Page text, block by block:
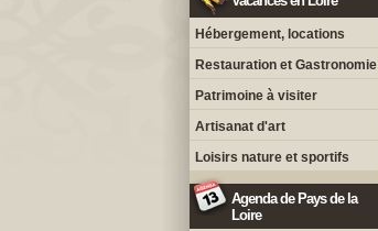
Hébergement, locations
Restauration et Gastronomie
Patrimoine à visiter
Artisanat d'art
Loisirs nature et sportifs
Agenda de Pays de la
Loire